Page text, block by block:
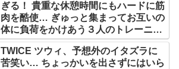
ぎる！ 貴重な休憩時間にもハードに筋
肉を酷使… ぎゅっと集まってお互いの
体に負荷をかけあう３人のトレーニン
グ風景がかわいすぎるとファンくぎづ
け
TWICE ツウィ、予想外のイタズラに
苦笑い… ちょっかいを出さずにはいら